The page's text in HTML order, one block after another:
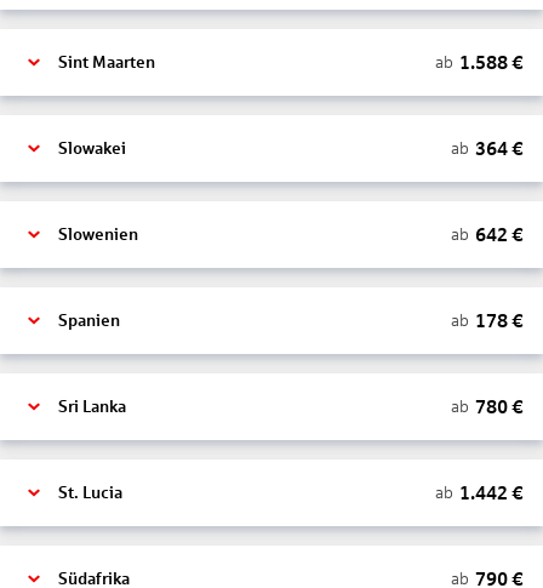
Sint Maarten ab 1.588€
Slowakei ab 364€
Slowenien ab 642 €
Spanien ab 178€
Sri Lanka ab 780€
St. Lucia ab 1.442 €
Südafrika ab 790€